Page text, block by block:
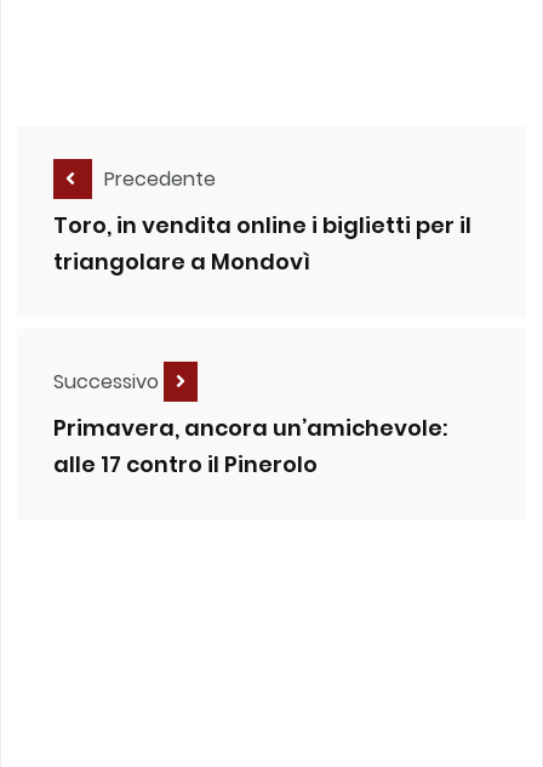
Precedente
Toro, in vendita online i biglietti per il
triangolare a Mondovì
Successivo
Primavera, ancora un’amichevole:
alle 17 contro il Pinerolo